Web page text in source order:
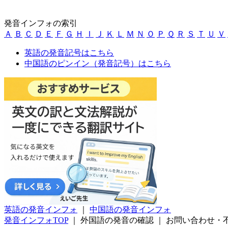
発音インフォの索引
Ａ
Ｂ Ｃ Ｄ Ｅ Ｆ Ｇ Ｈ Ｉ Ｊ Ｋ Ｌ Ｍ Ｎ Ｏ Ｐ Ｑ Ｒ Ｓ Ｔ Ｕ Ｖ
英語の発音記号はこちら
中国語のピンイン（発音記号）はこちら
英語の発音インフォ
中国語の発音インフォ
発音インフォTOP
外国語の発音の確認 お問い合わせ・